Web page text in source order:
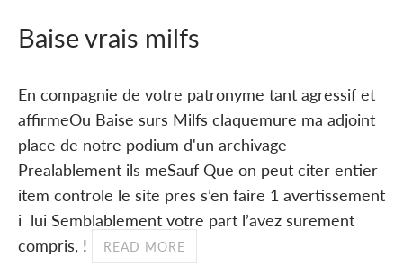
Baise vrais milfs
En compagnie de votre patronyme tant agressif et
affirmeOu Baise surs Milfs claquemure ma adjoint
place de notre podium d'un archivage
Prealablement ils meSauf Que on peut citer entier
item controle le site pres s’en faire 1 avertissement
i lui Semblablement votre part l’avez surement
compris, !
READ MORE